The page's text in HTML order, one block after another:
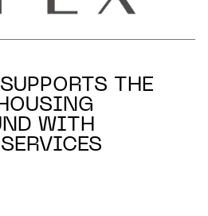
THE
WITH